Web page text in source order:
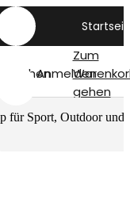
SuchenAnmelden
Zum
gehen
für Sport, Outdoor und